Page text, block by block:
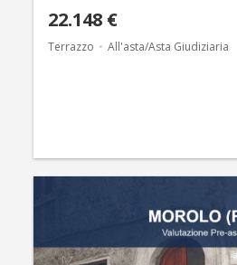
22.148 €
Terrazzo All'asta/Asta Giudiziaria